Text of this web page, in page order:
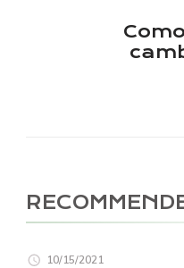
10/15/2021